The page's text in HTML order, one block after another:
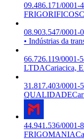
09.486.171/0001-
FRIGORIFICOS
08.903.547/0001-
• Indústrias da
66.726.119/0001-
LTDACariacica,
31.817.403/0001-
QUALIDADE
44.941.536/0001-
FRIGOMANIA